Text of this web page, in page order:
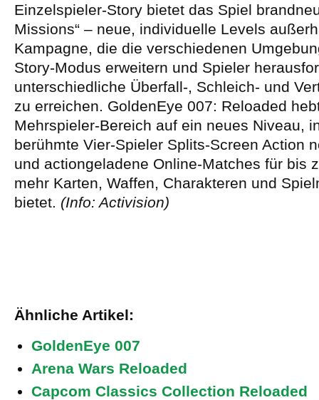
Einzelspieler-Story bietet das Spiel
Missions“ – neue, individuelle Levels
Kampagne, die die verschiedenen
Story-Modus erweitern und Spieler
unterschiedliche Überfall-, Schleich- und
zu erreichen. GoldenEye 007: Reloaded
Mehrspieler-Bereich auf ein neues Niveau,
berühmte Vier-Spieler Splits-Screen Action
und actiongeladene Online-Matches für bis
mehr Karten, Waffen, Charakteren und
bietet. (Info: Activision)
Ähnliche Artikel:
GoldenEye 007
Arena Wars Reloaded
Capcom Classics Collection Reloaded